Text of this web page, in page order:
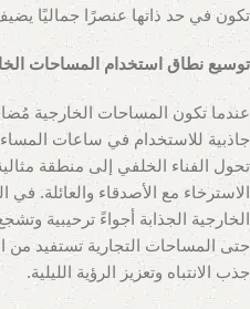
تكون في حد ذاتها عنصرًا جماليًا
توسيع نطاق استخدام المساحات
عندما تكون المساحات الخارجية
جاذبية للاستخدام في ساعات المساء
تحول الفناء الخلفي إلى منطقة
الاسترخاء مع الأصدقاء والعائلة.
الخارجية الجذابة أجواءً ترحيبية
حتى المساحات التجارية تستفيد من
جذب الانتباه وتعزيز الرؤية الليلية.